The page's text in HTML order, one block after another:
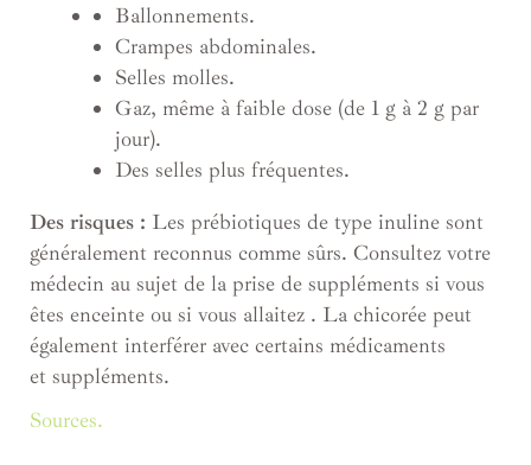
Ballonnements.
Crampes abdominales.
Selles molles.
Gaz, même à faible dose (de 1 g à 2 g par
jour).
Des selles plus fréquentes.
Des risques : Les prébiotiques de type inuline sont
généralement reconnus comme sûrs. Consultez votre
médecin au sujet de la prise de suppléments si vous
êtes enceinte ou si vous allaitez . La chicorée peut
également interférer avec certains médicaments
et suppléments.
Sources.